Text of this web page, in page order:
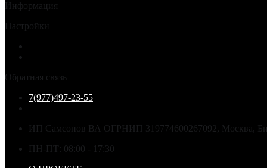
Информация
Настройки
Обратная связь
7(977)497-23-55
ИП Самсонов ВА ОГРНИП 319774600267092, Москва,
ПН-ПТ: 08:00 - 17:30